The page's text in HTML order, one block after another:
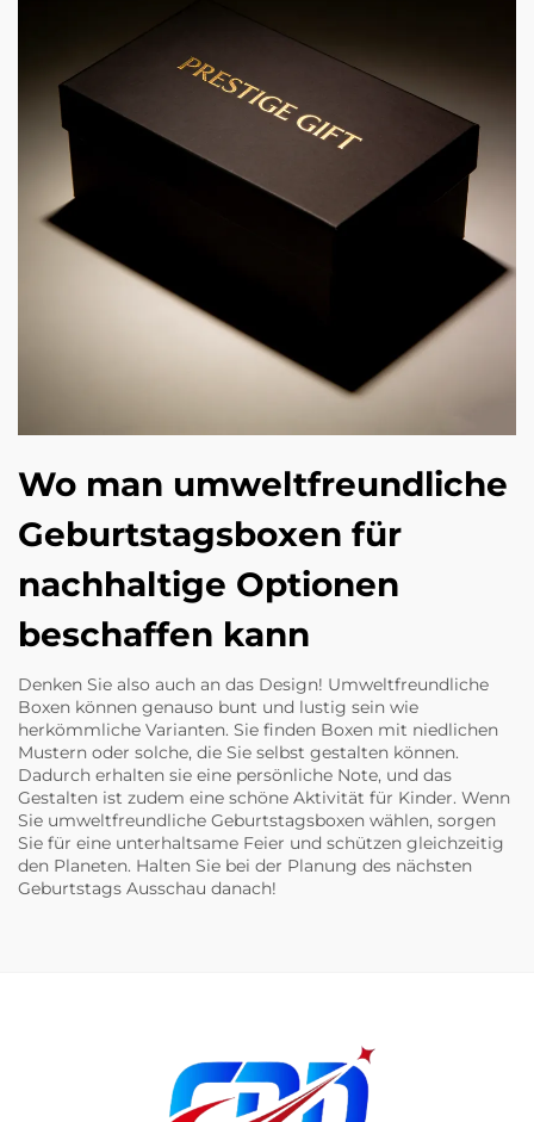
Wo man umweltfreundliche
Geburtstagsboxen für
nachhaltige Optionen
beschaffen kann
Denken Sie also auch an das Design! Umweltfreundliche
Boxen können genauso bunt und lustig sein wie
herkömmliche Varianten. Sie finden Boxen mit niedlichen
Mustern oder solche, die Sie selbst gestalten können.
Dadurch erhalten sie eine persönliche Note, und das
Gestalten ist zudem eine schöne Aktivität für Kinder. Wenn
Sie umweltfreundliche Geburtstagsboxen wählen, sorgen
Sie für eine unterhaltsame Feier und schützen gleichzeitig
den Planeten. Halten Sie bei der Planung des nächsten
Geburtstags Ausschau danach!